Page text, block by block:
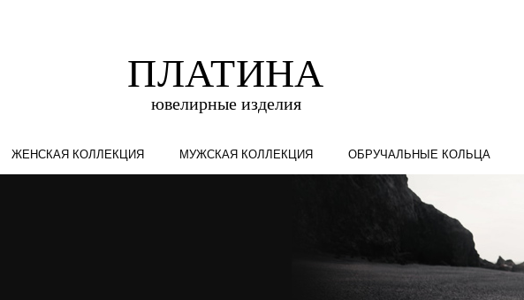
ЖЕНСКАЯ КОЛЛЕКЦИЯ МУЖСКАЯ КОЛЛЕКЦИЯ ОБРУЧАЛЬНЫЕ КОЛЬЦА